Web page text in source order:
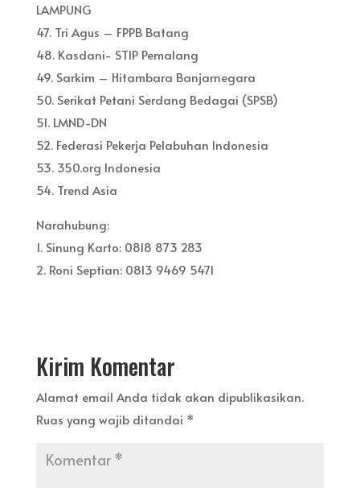
LAMPUNG
47. Tri Agus – FPPB Batang
48. Kasdani- STIP Pemalang
49. Sarkim – Hitambara Banjarnegara
50. Serikat Petani Serdang Bedagai (SPSB)
51. LMND-DN
52. Federasi Pekerja Pelabuhan Indonesia
53. 350.org Indonesia
54. Trend Asia
Narahubung:
1. Sinung Karto: 0818 873 283
2. Roni Septian: 0813 9469 5471
Kirim Komentar
Alamat email Anda tidak akan dipublikasikan.
Ruas yang wajib ditandai *